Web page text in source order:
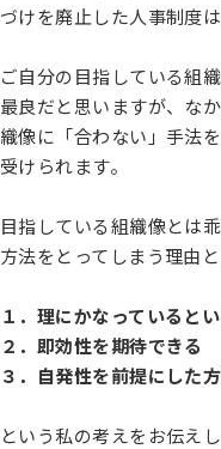
づけを廃止した人事制度
ご自分の目指している組
最良だと思いますが、な
織像に「合わない」手法
受けられます。
目指している組織像とは
方法をとってしまう理由と
１．理にかなっていると
２．即効性を期待できる
３．自発性を前提にした
という私の考えをお伝え